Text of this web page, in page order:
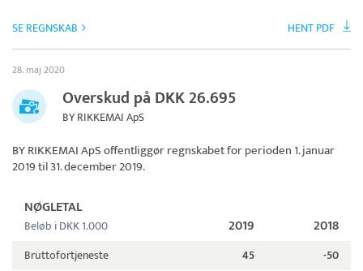
SE REGNSKAB HENT PDF
28. maj 2020
Overskud på DKK 26.695
BY RIKKEMAI ApS
BY RIKKEMAI ApSoffentliggør regnskabet for perioden 1. januar
2019 til 31. december 2019.
NØGLETAL
Beløb i DKK 1.000 2019 2018
Bruttofortjeneste 45
-50